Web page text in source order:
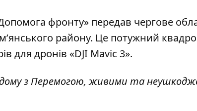
фронту» передав чергове
району. Це потужний
для дронів «DJI Mavic 3».
з Перемогою, живими та